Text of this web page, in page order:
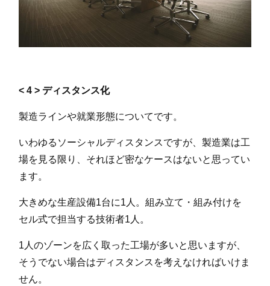
< 4 > ディスタンス化
製造ラインや就業形態についてです。
いわゆるソーシャルディスタンスですが、製造業は工
場を見る限り、それほど密なケースはないと思ってい
ます。
大きめな生産設備1台に1人。組み立て・組み付けを
セル式で担当する技術者1人。
1人のゾーンを広く取った工場が多いと思いますが、
そうでない場合はディスタンスを考えなければいけま
せん。